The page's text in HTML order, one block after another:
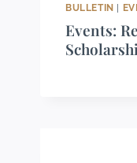
BULLETIN
Events: